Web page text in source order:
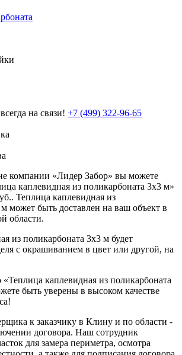
на связи! +7 (499) 322-96-65
компании «Лидер Забор» вы можете
каплевидная из поликарбоната 3х3 м»
Теплица каплевидная из
может быть доставлен на ваш объект в
области.
из поликарбоната 3х3 м будет
с окрашиванием в цвет или другой, на
каплевидная из поликарбоната
быть уверены в высоком качестве
к заказчику в Клину и по области -
договора. Наш сотрудник
для замера периметра, осмотра